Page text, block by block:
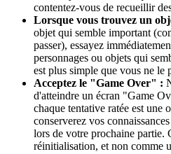
contentez-vous de recueillir
Lorsque vous trouvez un
objet qui semble important
passer), essayez
personnages ou objets qui
est plus simple que vous ne le
Acceptez le "Game Over" :
d'atteindre un écran "Game
chaque tentative ratée est une
conserverez vos
lors de votre prochaine partie.
réinitialisation, et non comme